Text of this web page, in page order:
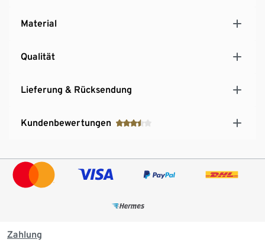
Material
Qualität
Lieferung & Rücksendung
Kundenbewertungen
Zahlung